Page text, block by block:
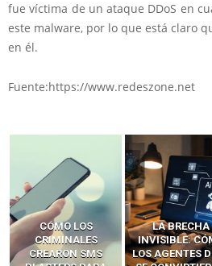
fue víctima de un ataque DDoS en
este malware, por lo que está claro
en él.
Fuente:https://www.redeszone.net
LA BRECHA
INVISIBLE: CÓMO
LOS AGENTES DE IA
OLVIDA
METASPLOIT:
PREDATOR